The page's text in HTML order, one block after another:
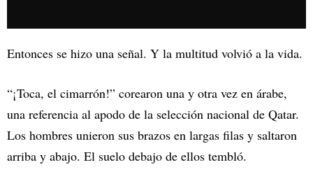
Entonces se hizo una señal. Y la multitud volvió a la vida.
“¡Toca, el cimarrón!” corearon una y otra vez en árabe,
una referencia al apodo de la selección nacional de Qatar.
Los hombres unieron sus brazos en largas filas y saltaron
arriba y abajo. El suelo debajo de ellos tembló.